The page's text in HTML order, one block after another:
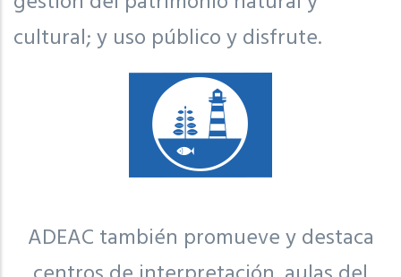
cultural; y uso público y disfrute.
ADEAC también promueve y destaca